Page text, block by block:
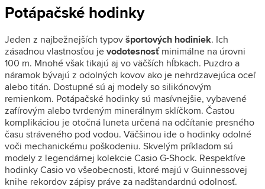
Potápačské hodinky
Jeden z najbežnejších typovšportových hodiniek. Ich
zásadnou vlastnosťou jevodotesnosťminimálne na úrovni
100 m. Mnohé však tikajú aj vo väčších hĺbkach. Puzdro a
náramok bývajú z odolných kovov ako je nehrdzavejúca oceľ
alebo titán. Dostupné sú aj modely so silikónovým
remienkom. Potápačské hodinky sú masívnejšie, vybavené
zafírovým alebo tvrdeným minerálnym sklíčkom. Častou
komplikáciou je otočná luneta určená na odčítanie presného
času stráveného pod vodou. Väčšinou ide o hodinky odolné
voči mechanickému poškodeniu. Skvelým príkladom sú
modely z legendárnej kolekcie Casio G-Shock. Respektíve
hodinky Casio vo všeobecnosti, ktoré majú v Guinnessovej
knihe rekordov zápisy práve za nadštandardnú odolnosť.